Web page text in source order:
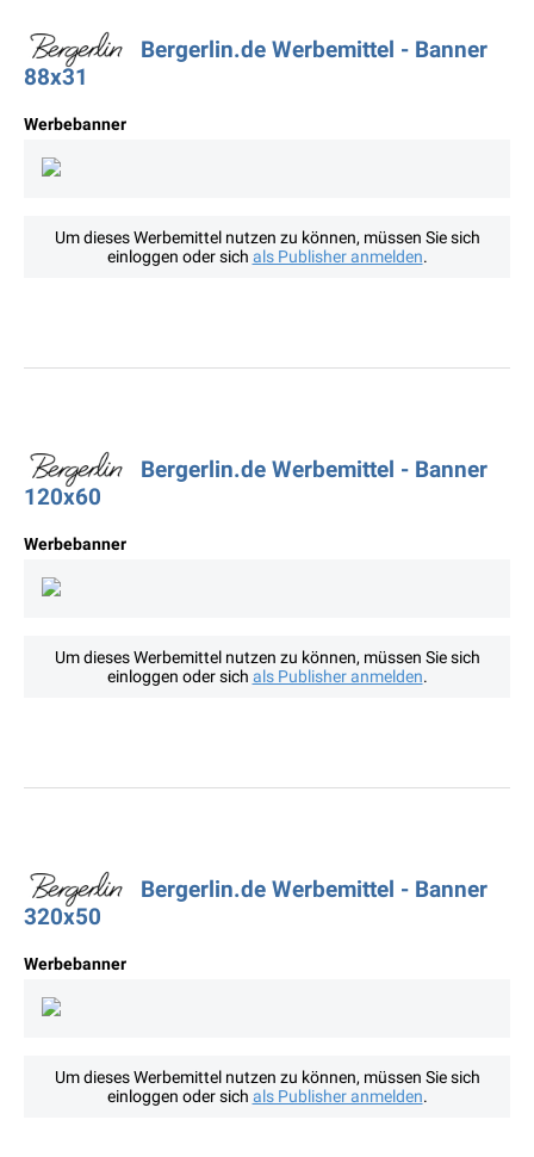
Bergerlin.de Werbemittel - Banner
88x31
Werbebanner
Um dieses Werbemittel nutzen zu können, müssen Sie sich
einloggen oder sich als Publisher anmelden.
Bergerlin.de Werbemittel - Banner
120x60
Werbebanner
Um dieses Werbemittel nutzen zu können, müssen Sie sich
einloggen oder sich als Publisher anmelden.
Bergerlin.de Werbemittel - Banner
320x50
Werbebanner
Um dieses Werbemittel nutzen zu können, müssen Sie sich
einloggen oder sich als Publisher anmelden.